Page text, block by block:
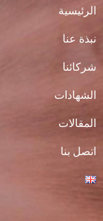
الرئيسية
نبذة عنا
شركائنا
الشهادات
المقالات
اتصل بنا